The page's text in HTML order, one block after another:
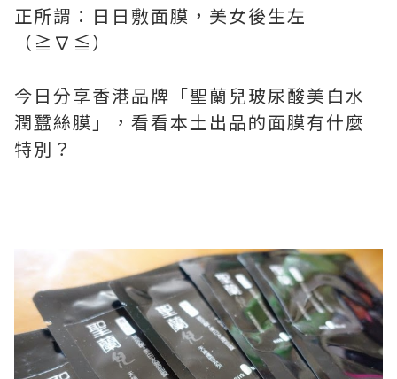
正所謂：日日敷面膜，美女後生左
（≧∇≦）
今日分享香港品牌「聖蘭兒玻尿酸美白水
潤蠶絲膜」，看看本土出品的面膜有什麼
特別？